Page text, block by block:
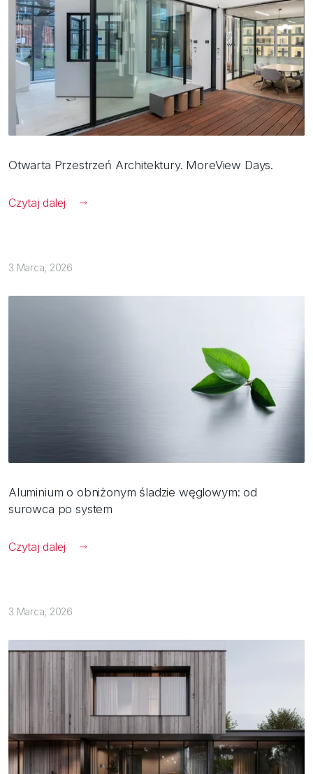
Otwarta Przestrzeń Architektury. MoreView Days.
Czytaj dalej
3 Marca, 2026
Aluminium o obniżonym śladzie węglowym: od
surowca po system
Czytaj dalej
3 Marca, 2026